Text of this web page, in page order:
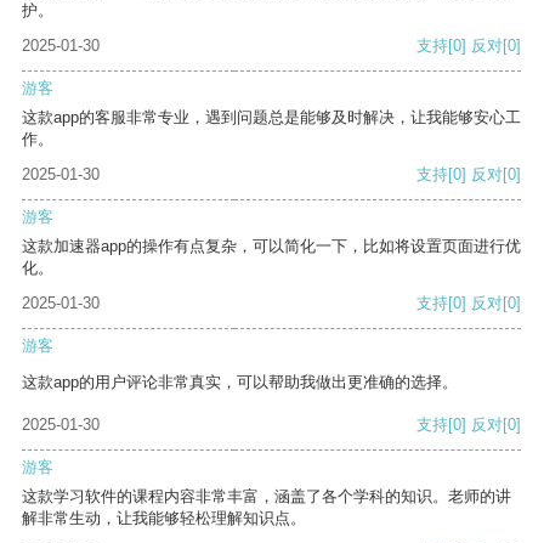
护。
2025-01-30
支持[0] 反对[0]
游客
这款app的客服非常专业，遇到问题总是能够及时解决，让我能够安心工
作。
2025-01-30
支持[0] 反对[0]
游客
这款加速器app的操作有点复杂，可以简化一下，比如将设置页面进行优
化。
2025-01-30
支持[0] 反对[0]
游客
这款app的用户评论非常真实，可以帮助我做出更准确的选择。
2025-01-30 支持[0] 反对[0]
游客
这款学习软件的课程内容非常丰富，涵盖了各个学科的知识。老师的讲
解非常生动，让我能够轻松理解知识点。